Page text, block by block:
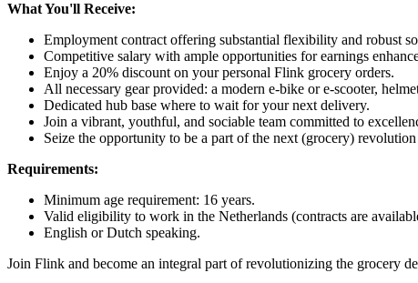
What You'll Receive:
Employment contract offering substantial flexibility and robust
Competitive salary with ample opportunities for earnings
Enjoy a 20% discount on your personal Flink grocery orders.
All necessary gear provided: a modern e-bike or e-scooter,
Dedicated hub base where to wait for your next delivery.
Join a vibrant, youthful, and sociable team committed to
Seize the opportunity to be a part of the next (grocery)
Requirements:
Minimum age requirement: 16 years.
Valid eligibility to work in the Netherlands (contracts are
English or Dutch speaking.
Join Flink and become an integral part of revolutionizing the grocery